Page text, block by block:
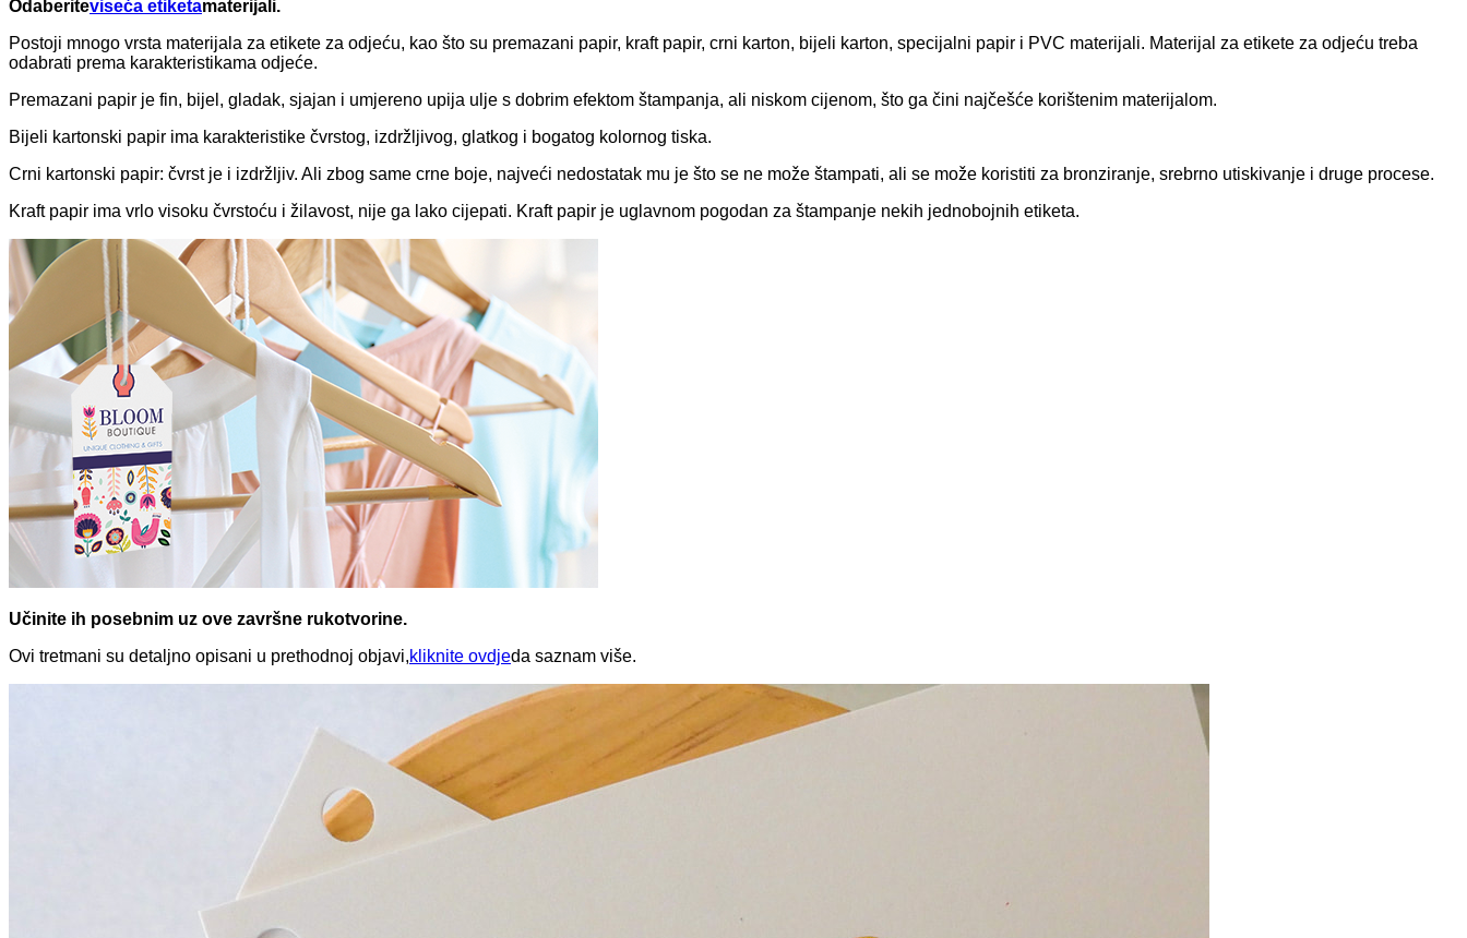
Odaberiteviseća etiketamaterijali.
Postoji mnogo vrsta materijala za etikete za odjeću, kao što su premazani papir, kraft papir, crni karton, bijeli karton, specijalni papir i PVC materijali. Materijal za etikete za odjeću treba
odabrati prema karakteristikama odjeće.
Premazani papir je fin, bijel, gladak, sjajan i umjereno upija ulje s dobrim efektom štampanja, ali niskom cijenom, što ga čini najčešće korištenim materijalom.
Bijeli kartonski papir ima karakteristike čvrstog, izdržljivog, glatkog i bogatog kolornog tiska.
Crni kartonski papir: čvrst je i izdržljiv. Ali zbog same crne boje, najveći nedostatak mu je što se ne može štampati, ali se može koristiti za bronziranje, srebrno utiskivanje i druge procese.
Kraft papir ima vrlo visoku čvrstoću i žilavost, nije ga lako cijepati. Kraft papir je uglavnom pogodan za štampanje nekih jednobojnih etiketa.
Učinite ih posebnim uz ove završne rukotvorine.
Ovi tretmani su detaljno opisani u prethodnoj objavi,kliknite ovdjeda saznam više.